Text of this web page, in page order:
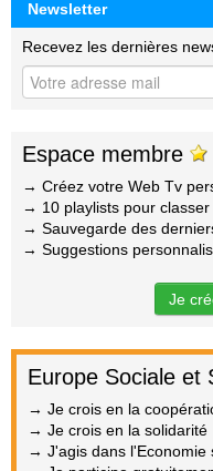
Newsletter
Recevez les dernières
Espace membre
→ Créez votre Web Tv
→ 10 playlists pour classer
→ Sauvegarde des
→ Suggestions
Je
Europe Sociale et
→ Je crois en la
→ Je crois en la solidarité
→ J'agis dans l'Economie